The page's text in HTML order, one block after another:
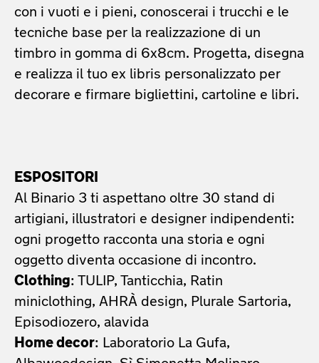
con i vuoti e i pieni, conoscerai i trucchi e le
tecniche base per la realizzazione di un
timbro in gomma di 6x8cm. Progetta, disegna
e realizza il tuo ex libris personalizzato per
decorare e firmare bigliettini, cartoline e libri.
ESPOSITORI
Al Binario 3 ti aspettano oltre 30 stand di
artigiani, illustratori e designer indipendenti:
ogni progetto racconta una storia e ogni
oggetto diventa occasione di incontro.
Clothing: TULIP, Tanticchia, Ratin
miniclothing, AHRÀ design, Plurale Sartoria,
Episodiozero, alavida
Home decor: Laboratorio La Gufa,